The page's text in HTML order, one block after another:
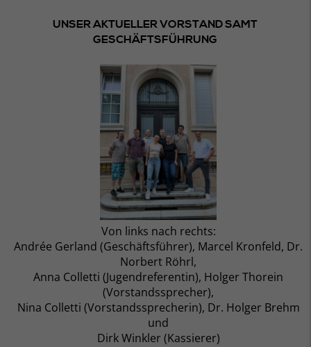
UNSER AKTUELLER VORSTAND SAMT
GESCHÄFTSFÜHRUNG
Von links nach rechts:
Andrée Gerland (Geschäftsführer), Marcel Kronfeld, Dr.
Norbert Röhrl,
Anna Colletti (Jugendreferentin), Holger Thorein
(Vorstandssprecher),
Nina Colletti (Vorstandssprecherin), Dr. Holger Brehm
und
Dirk Winkler (Kassierer)